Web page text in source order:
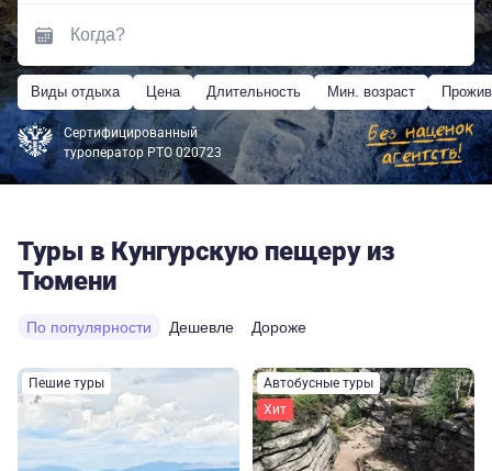
Виды отдыха Цена Длительность Мин. возраст
Сертифицированный
туроператор РТО 020723
Туры в Кунгурскую пещеру из
Тюмени
По популярности Дешевле Дороже
Пешие туры
Автобусные туры
Хит